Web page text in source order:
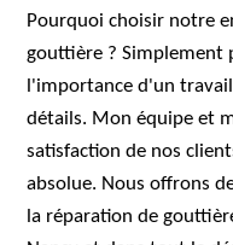
Pourquoi choisir notre
gouttière ? Simplement
l'importance d'un
détails. Mon équipe et
satisfaction de nos
absolue. Nous offrons
la réparation de